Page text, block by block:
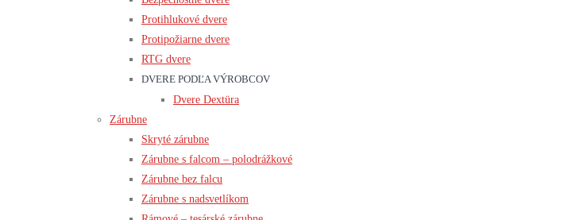
Protihlukové dvere
Protipožiarne dvere
RTG dvere
DVERE PODĽA VÝROBCOV
Dvere Dextüra
Zárubne
Skryté zárubne
Zárubne s falcom – polodrážkové
Zárubne bez falcu
Zárubne s nadsvetlíkom